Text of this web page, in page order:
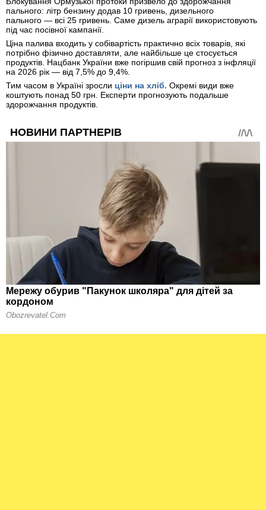
пального: літр бензину додав 10 гривень, дизельного
пального — всі 25 гривень. Саме дизель аграрії використовують
під час посівної кампанії.
Ціна палива входить у собівартість практично всіх товарів, які
потрібно фізично доставляти, але найбільше це стосується
продуктів. Нацбанк України вже погіршив свій прогноз з інфляції
на 2026 рік — від 7,5% до 9,4%.
Тим часом в Україні зросли ціни на хліб. Окремі види вже
коштують понад 50 грн. Експерти прогнозують подальше
здорожчання продуктів.